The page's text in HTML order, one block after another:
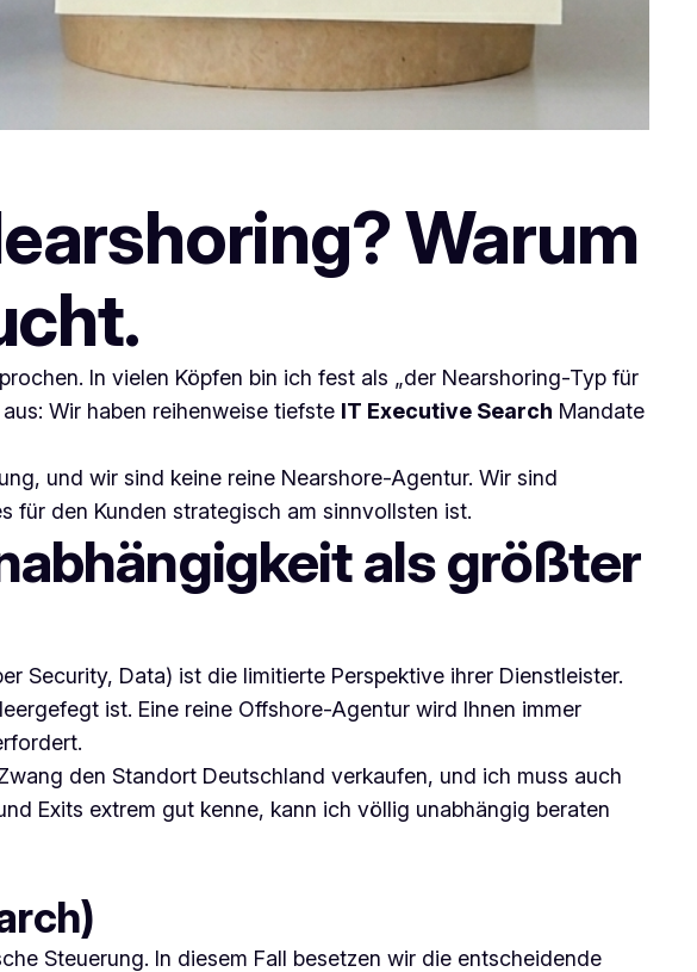
Warum
In vielen Köpfen bin ich fest als „der Nearshoring-Typ für
Wir haben reihenweise tiefste IT Executive Search Mandate
und wir sind keine reine Nearshore-Agentur. Wir sind
für den Kunden strategisch am sinnvollsten ist.
als größter
Security, Data) ist die limitierte Perspektive ihrer Dienstleister.
ist. Eine reine Offshore-Agentur wird Ihnen immer
den Standort Deutschland verkaufen, und ich muss auch
Exits extrem gut kenne, kann ich völlig unabhängig beraten
Steuerung. In diesem Fall besetzen wir die entscheidende